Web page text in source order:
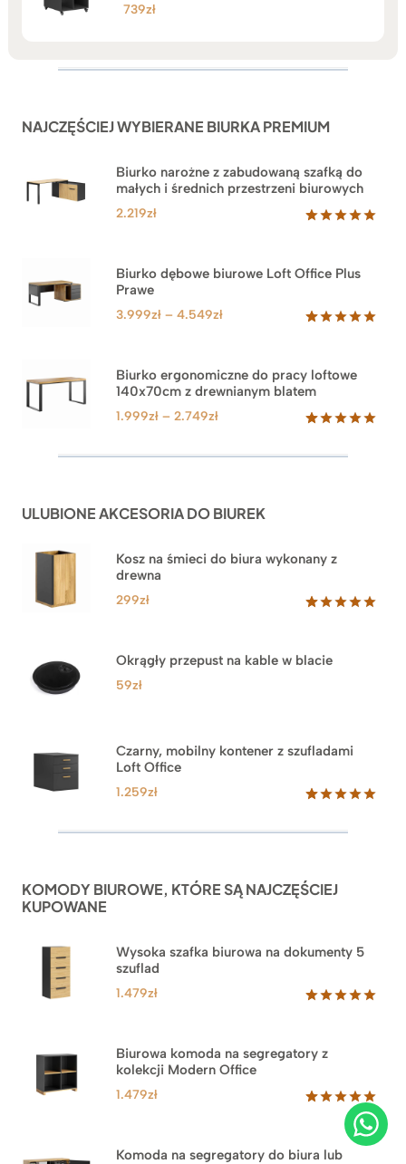
739zł
NAJCZĘŚCIEJ WYBIERANE BIURKA PREMIUM
Biurko narożne z zabudowaną szafką do
małych i średnich przestrzeni biurowych
na
podstawie
klienta
2.219zł
Biurko dębowe biurowe Loft Office Plus
Prawe
na
podstawie
ocen
klientów
3.999zł – 4.549złZakres
3.999zł
do
Biurko ergonomiczne do pracy loftowe
140x70cm z drewnianym blatem
5.00na 5
1.999zł – 2.749złZakres
od
2.749zł
ULUBIONE AKCESORIA DO BIUREK
Kosz na śmieci do biura wykonany z
drewna
na
podstawie
299zł
Okrągły przepust na kable w blacie
59zł
Czarny, mobilny kontener z szufladami
Loft Office
5.00na 5
klientów
1.259zł
KOMODY BIUROWE, KTÓRE SĄ NAJCZĘŚCIEJ
KUPOWANE
Wysoka szafka biurowa na dokumenty 5
szuflad
podstawie
klienta
1.479zł
Biurowa komoda na segregatory z
kolekcji Modern Office
Oceniony
na 5
1.479zł
Komoda na segregatory do biura lub